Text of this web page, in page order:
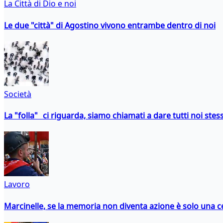
La Città di Dio e noi
Le due "città" di Agostino vivono entrambe dentro di noi
Società
La "folla" ci riguarda, siamo chiamati a dare tutti noi
Lavoro
Marcinelle, se la memoria non diventa azione è solo una